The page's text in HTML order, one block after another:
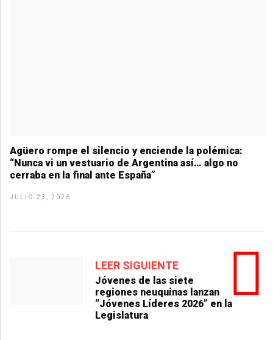
Agüero rompe el silencio y enciende la polémica:
“Nunca vi un vestuario de Argentina así… algo no
cerraba en la final ante España”
JULIO 23, 2026
LEER SIGUIENTE
Jóvenes de las siete
regiones neuquinas lanzan
“Jóvenes Líderes 2026” en la
Legislatura